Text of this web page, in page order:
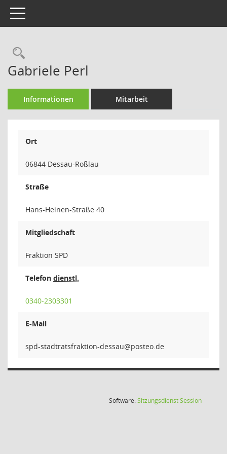
Toggle navigation
Rechercheauswahl
Gabriele Perl
Informationen Mitarbeit
Ort
06844 Dessau-Roßlau
Straße
Hans-Heinen-Straße 40
Mitgliedschaft
Fraktion SPD
Telefon dienstl.
0340-2303301
E-Mail
uassed-noitkar
Software:SitzungsdienstSession(Wird in